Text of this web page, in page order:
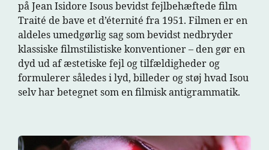
på Jean Isidore Isous bevidst fejlbehæftede film
Traité de bave et d’éternité fra 1951. Filmen er en
aldeles umedgørlig sag som bevidst nedbryder
klassiske filmstilistiske konventioner – den gør en
dyd ud af æstetiske fejl og tilfældigheder og
formulerer således i lyd, billeder og støj hvad Isou
selv har betegnet som en filmisk antigrammatik.